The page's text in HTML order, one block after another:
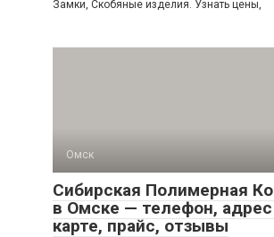
Замки, Скобяные изделия. Узнать цены,
Омск
Сибирская Полимерная
в Омске — телефон, адрес
карте, прайс, отзывы